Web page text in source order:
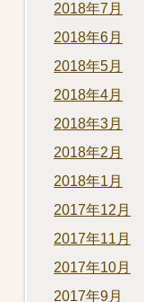
2018年7月
2018年6月
2018年5月
2018年4月
2018年3月
2018年2月
2018年1月
2017年12月
2017年11月
2017年10月
2017年9月